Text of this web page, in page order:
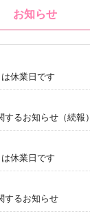
お知らせ
は休業日です
するお知らせ（続報）
は休業日です
するお知らせ